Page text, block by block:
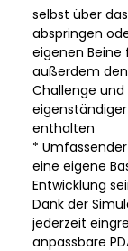
selbst über
abspringen
eigenen Beine
außerdem den
Challenge und
enthalten
*
eine eigene
Entwicklung
Dank der
jederzeit
anpassbare